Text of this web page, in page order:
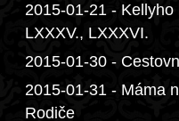
2015-01-21 - Kellyho
LXXXV., LXXXVI.
2015-01-30 -
2015-01-31 - Máma
Rodiče